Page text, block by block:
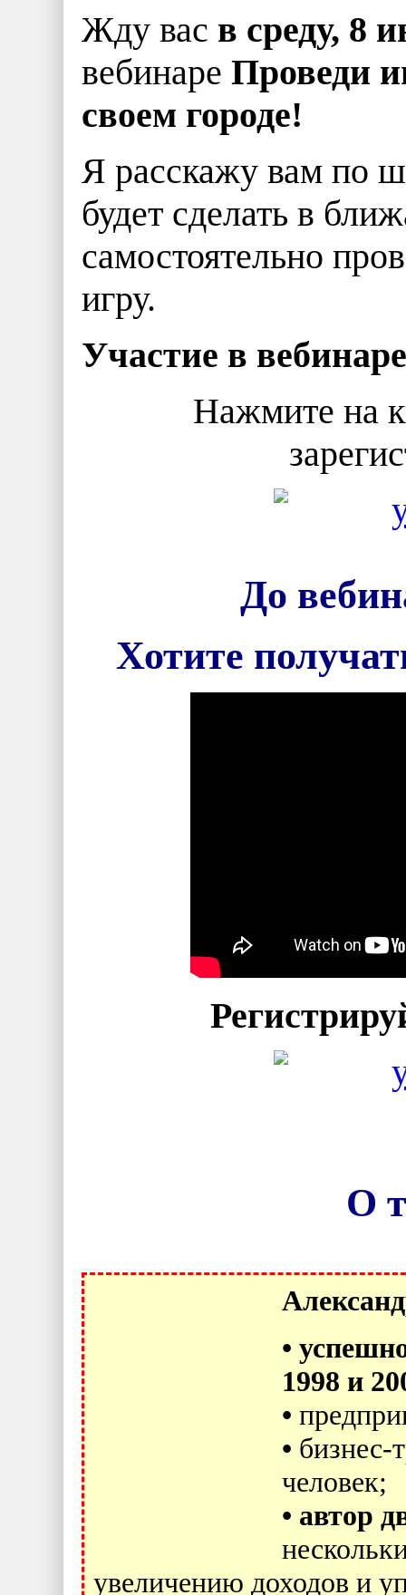
Жду вас в среду, 8
вебинаре Проведи
своем городе!
Я расскажу вам по
будет сделать в
самостоятельно
игру.
Участие в
Нажмите на
До
Хотите
О
•
1998 и
•
• бизнес-
человек;
• автор
увеличению доходов и